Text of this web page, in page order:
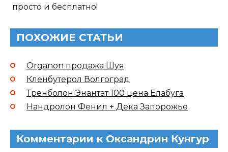
просто и бесплатно!
ПОХОЖИЕ СТАТЬИ
Organon продажа Шуя
Кленбутерол Волгоград
Тренболон Энантат 100 цена Елабуга
Нандролон Фенил + Дека Запорожье
Комментарии к Оксандрин Кунгур